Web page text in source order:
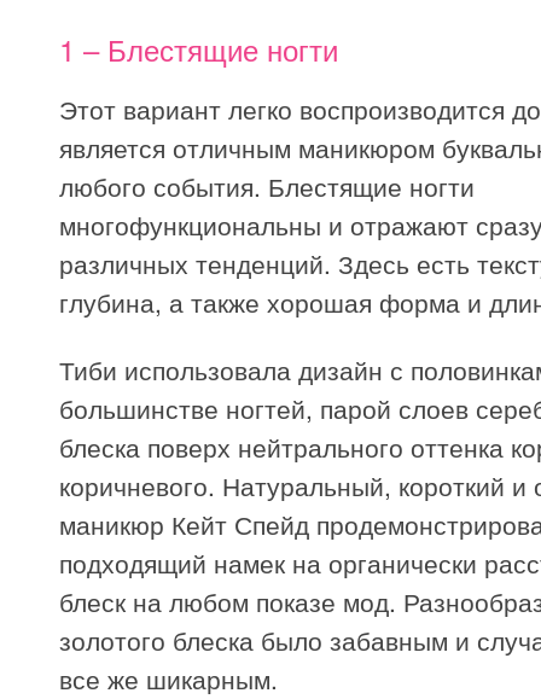
1 – Блестящие ногти
Этот вариант легко воспроизводится
является отличным маникюром
любого события. Блестящие ногти
многофункциональны и отражают
различных тенденций. Здесь есть
глубина, а также хорошая форма и
Тиби использовала дизайн с
большинстве ногтей, парой слоев
блеска поверх нейтрального оттенка
коричневого. Натуральный, короткий и
маникюр Кейт Спейд
подходящий намек на органически
блеск на любом показе мод.
золотого блеска было забавным и
все же шикарным.